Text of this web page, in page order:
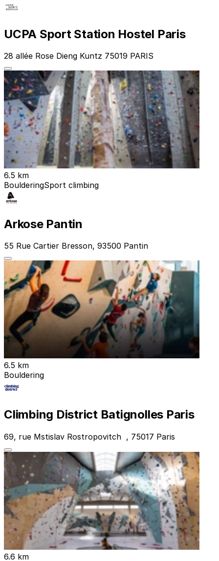
UCPA Sport Station Hostel Paris
28 allée Rose Dieng Kuntz 75019 PARIS
6.5 km
BoulderingSport climbing
Arkose Pantin
55 Rue Cartier Bresson, 93500 Pantin
6.5 km
Bouldering
Climbing District Batignolles Paris
69, rue Mstislav Rostropovitch , 75017 Paris
6.6 km